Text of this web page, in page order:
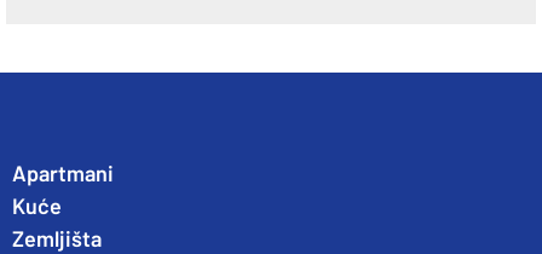
Apartmani
Kuće
Zemljišta